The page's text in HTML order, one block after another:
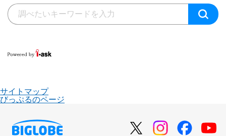
サイトマップ
びっぷるのページ